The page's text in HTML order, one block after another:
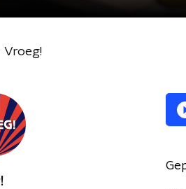
Vroeg!